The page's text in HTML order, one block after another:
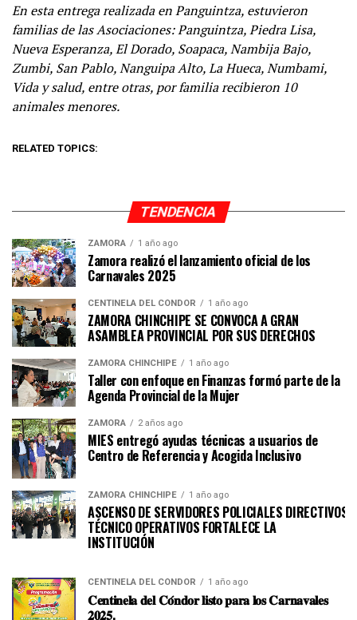
En esta entrega realizada en Panguintza, estuvieron
familias de las Asociaciones: Panguintza, Piedra Lisa,
Nueva Esperanza, El Dorado, Soapaca, Nambija Bajo,
Zumbi, San Pablo, Nanguipa Alto, La Hueca, Numbami,
Vida y salud, entre otras, por familia recibieron 10
animales menores.
RELATED TOPICS:
TENDENCIA
ZAMORA 1 año ago
Zamora realizó el lanzamiento oficial de los
Carnavales 2025
CENTINELA DEL CÓNDOR 1 año ago
ZAMORA CHINCHIPE SE CONVOCA A GRAN
ASAMBLEA PROVINCIAL POR SUS DERECHOS
ZAMORA CHINCHIPE 1 año ago
Taller con enfoque en Finanzas formó parte de la
Agenda Provincial de la Mujer
ZAMORA 2 años ago
MIES entregó ayudas técnicas a usuarios de
Centro de Referencia y Acogida Inclusivo
ZAMORA CHINCHIPE 1 año ago
ASCENSO DE SERVIDORES POLICIALES DIRECTIVOS Y
TÉCNICO OPERATIVOS FORTALECE LA
CENTINELA DEL CÓNDOR 1 año ago
𝐂𝐞𝐧𝐭𝐢𝐧𝐞𝐥𝐚 𝐝𝐞𝐥 𝐂𝐨́𝐧𝐝𝐨𝐫 𝐥𝐢𝐬𝐭𝐨 𝐩𝐚𝐫𝐚 𝐥𝐨𝐬 𝐂𝐚𝐫𝐧𝐚𝐯𝐚𝐥𝐞𝐬
𝟐𝟎𝟐𝟓.